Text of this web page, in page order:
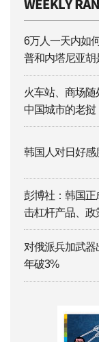
6万人一天内如
普和内塔尼亚胡
火车站、商场
中国城市的老挝
韩国人对日好感
彭博社：韩国
击杠杆产品、政
对俄派兵加武
年破3%